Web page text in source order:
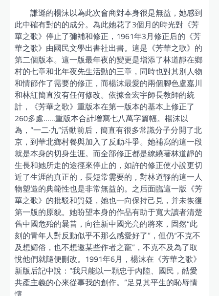
謙遜的楊沫以為此次會商對本身很是無益，她感到
此中確有對的的成分。為此她花了3個月的時光對《芳
華之歌》停止了彌補和修正，1961年3月修正后的《芳
華之歌》由國民文學出書社出書。這是《芳華之歌》的
第二個版本。這一版最年夜的變更是增添了林道靜在鄉
村的七章和北年夜先生活動的三章，同時也對其別人物
和情節作了需要的修正，而楊沫最愛的兩個腳色盧嘉川
和林紅簡直沒有任何修改。依據金宏宇師長教師的統
計，《芳華之歌》重版本在第一版本的基本上修正了
260多處……重版本合計增寫七八萬字篇幅。楊沫以
為，“一二·九”活動前后，簡直有很多常識分子分開了北
京，到華北鄉村餐與加入了反動斗爭。她補寫的這一段
就是本身的切身生涯。而全部修正都是繚繞著林道靜的
生長和她所走的途徑來停止的，如許的修正使小說更切
近了生涯的真正的，長短常需要的，對林道靜的這一人
物塑造的典範性也是非常無益的。之后面臨這一版《芳
華之歌》的批駁和質疑，她也一向保持己見，并未恢復
第一版的原貌。她盼望本身的作品有助于寬大讀者清楚
舊中國危殆的曩昔，向往新中國光亮的將來，固然“此
刻的青年人對反動似乎不那么感愛好了”，但仍“不克不
及想媚俗，也不想邀某些作者之寵”，不克不及為了取
悅他們就隨便刪改。1991年6月，楊沫在《芳華之歌》
新版后記中說：“我只能以一顆忠于內陸、國民，酷愛
共產主義的心來從事我的創作。”足見其平生的恥辱情